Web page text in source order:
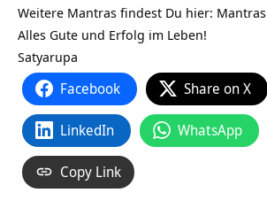
Weitere Mantras findest Du hier: Mantras
Alles Gute und Erfolg im Leben!
Satyarupa
Facebook Share on X
LinkedIn WhatsApp
Copy Link